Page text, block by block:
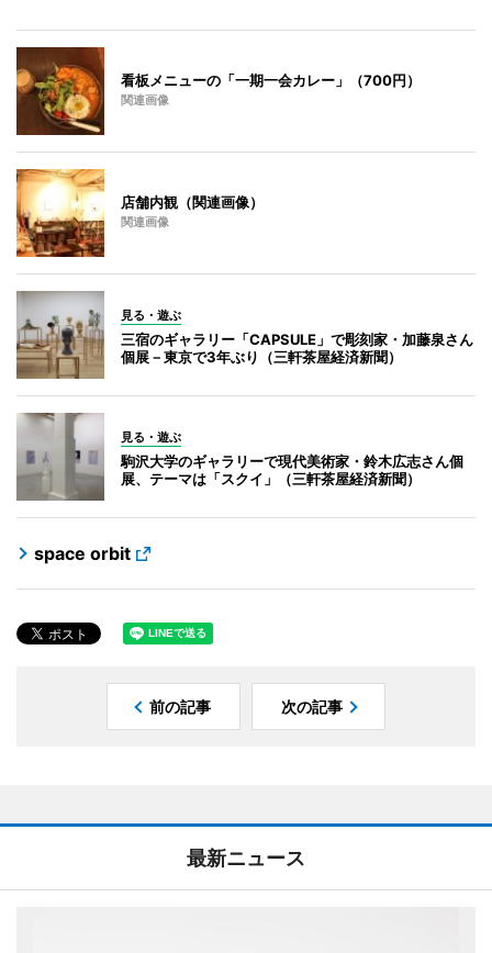
看板メニューの「一期一会カレー」（700円）
関連画像
店舗内観（関連画像）
関連画像
見る・遊ぶ
三宿のギャラリー「CAPSULE」で彫刻家・加藤泉さん
個展－東京で3年ぶり（三軒茶屋経済新聞）
見る・遊ぶ
駒沢大学のギャラリーで現代美術家・鈴木広志さん個
展、テーマは「スクイ」（三軒茶屋経済新聞）
space orbit
前の記事 次の記事
最新ニュース